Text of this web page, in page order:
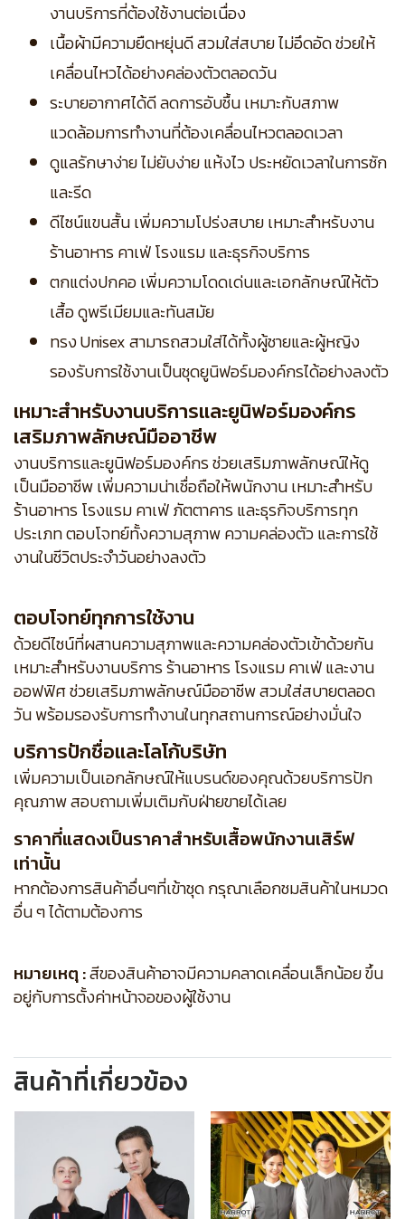
งานบริการที่ต้องใช้งานต่อเนื่อง
เนื้อผ้ามีความยืดหยุ่นดี สวมใส่สบาย ไม่อึดอัด ช่วยให้
เคลื่อนไหวได้อย่างคล่องตัวตลอดวัน
ระบายอากาศได้ดี ลดการอับชื้น เหมาะกับสภาพ
แวดล้อมการทำงานที่ต้องเคลื่อนไหวตลอดเวลา
ดูแลรักษาง่าย ไม่ยับง่าย แห้งไว ประหยัดเวลาในการซัก
และรีด
ดีไซน์แขนสั้น เพิ่มความโปร่งสบาย เหมาะสำหรับงาน
ร้านอาหาร คาเฟ่ โรงแรม และธุรกิจบริการ
ตกแต่งปกคอ เพิ่มความโดดเด่นและเอกลักษณ์ให้ตัว
เสื้อ ดูพรีเมียมและทันสมัย
ทรง Unisex สามารถสวมใส่ได้ทั้งผู้ชายและผู้หญิง
รองรับการใช้งานเป็นชุดยูนิฟอร์มองค์กรได้อย่างลงตัว
เหมาะสำหรับงานบริการและยูนิฟอร์มองค์กร
เสริมภาพลักษณ์มืออาชีพ
งานบริการและยูนิฟอร์มองค์กร ช่วยเสริมภาพลักษณ์ให้ดู
เป็นมืออาชีพ เพิ่มความน่าเชื่อถือให้พนักงาน เหมาะสำหรับ
ร้านอาหาร โรงแรม คาเฟ่ ภัตตาคาร และธุรกิจบริการทุก
ประเภท ตอบโจทย์ทั้งความสุภาพ ความคล่องตัว และการใช้
งานในชีวิตประจำวันอย่างลงตัว
ตอบโจทย์ทุกการใช้งาน
ด้วยดีไซน์ที่ผสานความสุภาพและความคล่องตัวเข้าด้วยกัน
เหมาะสำหรับงานบริการ ร้านอาหาร โรงแรม คาเฟ่ และงาน
ออฟฟิศ ช่วยเสริมภาพลักษณ์มืออาชีพ สวมใส่สบายตลอด
วัน พร้อมรองรับการทำงานในทุกสถานการณ์อย่างมั่นใจ
บริการปักชื่อและโลโก้บริษัท
เพิ่มความเป็นเอกลักษณ์ให้แบรนด์ของคุณด้วยบริการปัก
คุณภาพ สอบถามเพิ่มเติมกับฝ่ายขายได้เลย
ราคาที่แสดงเป็นราคาสำหรับเสื้อพนักงานเสิร์ฟ
เท่านั้น
หากต้องการสินค้าอื่นๆที่เข้าชุด กรุณาเลือกชมสินค้าในหมวด
อื่น ๆ ได้ตามต้องการ
หมายเหตุ :สีของสินค้าอาจมีความคลาดเคลื่อนเล็กน้อย ขึ้น
อยู่กับการตั้งค่าหน้าจอของผู้ใช้งาน
สินค้าที่เกี่ยวข้อง